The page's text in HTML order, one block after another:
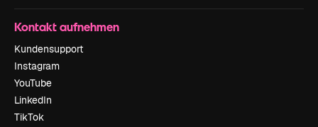
Kontakt aufnehmen
Kundensupport
Instagram
YouTube
LinkedIn
TikTok